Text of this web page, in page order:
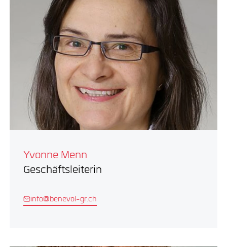
Yvonne Menn
Geschäftsleiterin
info@benevol-gr.ch